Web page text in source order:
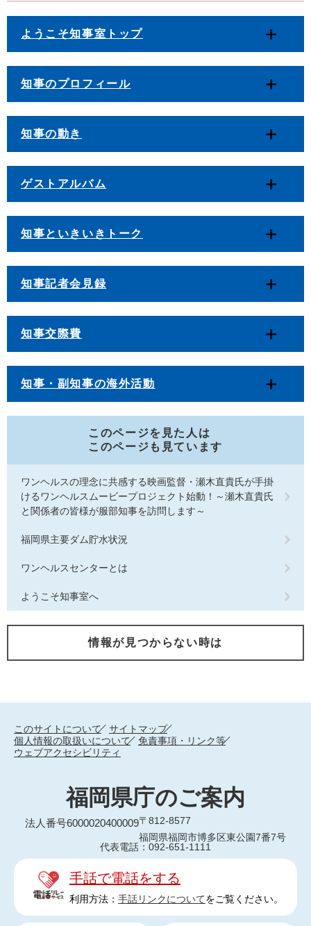
ようこそ知事室トップ
知事のプロフィール
知事の動き
ゲストアルバム
知事といきいきトーク
知事記者会見録
知事交際費
知事・副知事の海外活動
このページを見た人は
このページも見ています
ワンヘルスの理念に共感する映画監督・瀬木直貴氏が手掛
けるワンヘルスムービープロジェクト始動！～瀬木直貴氏
と関係者の皆様が服部知事を訪問します～
福岡県主要ダム貯水状況
ワンヘルスセンターとは
ようこそ知事室へ
情報が見つからない時は
このサイトについて
サイトマップ
個人情報の取扱いについて
免責事項・リンク等
ウェブアクセシビリティ
福岡県庁のご案内
法人番号6000020400009〒812-8577
福岡県福岡市博多区東公園7番7号
代表電話：092-651-1111
手話で電話をする
利用方法： 手話リンクについてをご覧ください。